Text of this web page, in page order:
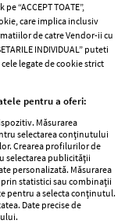
atunci
pe “ACCEPT TOATE”,
care implica inclusiv
de catre Vendor-ii cu
INDIVIDUAL” puteti
legate de cookie strict
pentru a oferi:
Măsurarea
selectarea conținutului
Crearea profilurilor de
selectarea publicității
personalizată. Măsurarea
statistici sau combinații
pentru a selecta conținutul.
Date precise de